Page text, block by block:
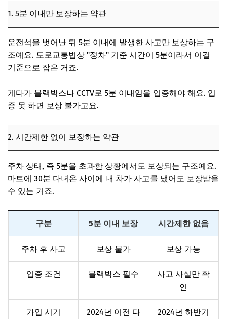
1. 5분 이내만 보장하는 약관
운전석을 벗어난 뒤 5분 이내에 발생한 사고만 보상하는 구
조예요. 도로교통법상 "정차" 기준 시간이 5분이라서 이걸
기준으로 잡은 거죠.
게다가 블랙박스나 CCTV로 5분 이내임을 입증해야 해요. 입
증 못 하면 보상 불가고요.
2. 시간제한 없이 보장하는 약관
주차 상태, 즉 5분을 초과한 상황에서도 보상되는 구조예요.
마트에 30분 다녀온 사이에 내 차가 사고를 냈어도 보장받을
수 있는 거죠.
구분 5분 이내 보장 시간제한 없음
주차 후 사고 보상 불가 보상 가능
입증 조건 블랙박스 필수
사고 사실만 확
인
가입 시기
2024년 이전 다
2024년 하반기